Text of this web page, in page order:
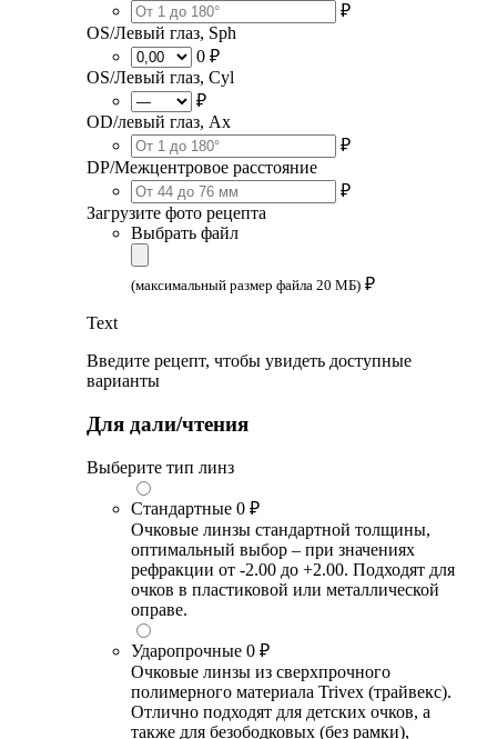
₽
OS/Левый глаз, Sph
0 ₽
OS/Левый глаз, Cyl
₽
OD/левый глаз, Ax
₽
DP/Межцентровое расстояние
₽
Загрузите фото рецепта
Выбрать файл
(максимальный размер файла 20 МБ) ₽
Text
Введите рецепт, чтобы увидеть доступные
варианты
Для дали/чтения
Выберите тип линз
Стандартные 0 ₽
Очковые линзы стандартной толщины,
оптимальный выбор – при значениях
рефракции от -2.00 до +2.00. Подходят для
очков в пластиковой или металлической
оправе.
Ударопрочные 0 ₽
Очковые линзы из сверхпрочного
полимерного материала Trivex (трайвекс).
Отлично подходят для детских очков, а
также для безободковых (без рамки),